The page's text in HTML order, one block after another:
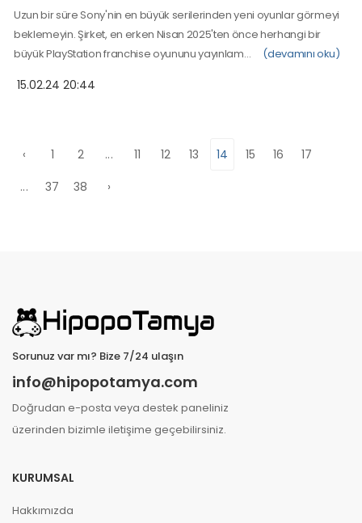
Uzun bir süre Sony'nin en büyük serilerinden yeni oyunlar görmeyi
beklemeyin. Şirket, en erken Nisan 2025'ten önce herhangi bir
büyük PlayStation franchise oyununu yayınlam…
(devamını oku)
15.02.24 20:44
‹ 1 2 ... 11 12 13 14 15 16
17
...
37 38 ›
Sorunuz var mı? Bize 7/24 ulaşın
info@hipopotamya.com
Doğrudan e-posta veya destek paneliniz
üzerinden bizimle iletişime geçebilirsiniz.
KURUMSAL
Hakkımızda